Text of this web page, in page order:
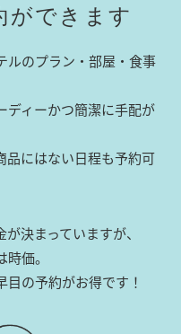
ができます
ルのプラン・部屋・食事
ディーかつ簡潔に手配が
品にはない日程も予約可
決まっていますが、
価。
の予約がお得です！